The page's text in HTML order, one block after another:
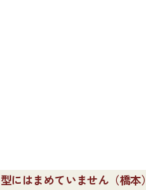
型にはまめていません（橋本）